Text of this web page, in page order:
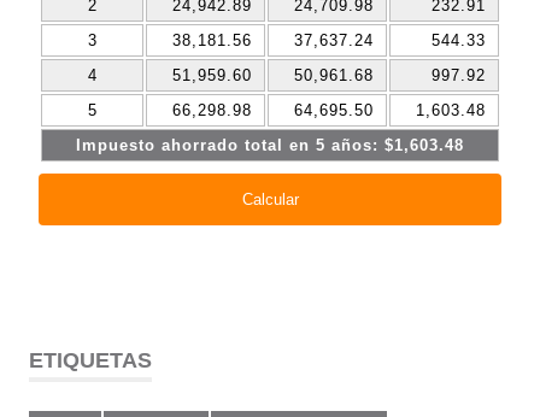
ETIQUETAS